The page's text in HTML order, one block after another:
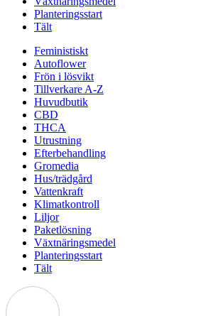
Planteringsstart
Tält
Feministiskt
Autoflower
Frön i lösvikt
Tillverkare A-Z
Huvudbutik
CBD
THCA
Utrustning
Efterbehandling
Gromedia
Hus/trädgård
Vattenkraft
Klimatkontroll
Liljor
Paketlösning
Växtnäringsmedel
Planteringsstart
Tält